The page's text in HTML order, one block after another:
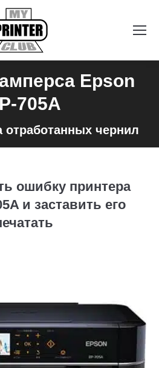
Epson
705A
отработанных чернил
ошибку принтера
и заставить его